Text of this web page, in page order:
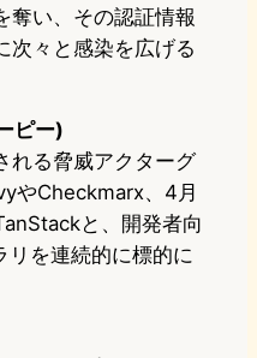
奪い、その認証情報
次々と感染を広げる
ピー)
れる脅威アクターグ
やCheckmarx、4月
と、開発者向
リを連続的に標的に